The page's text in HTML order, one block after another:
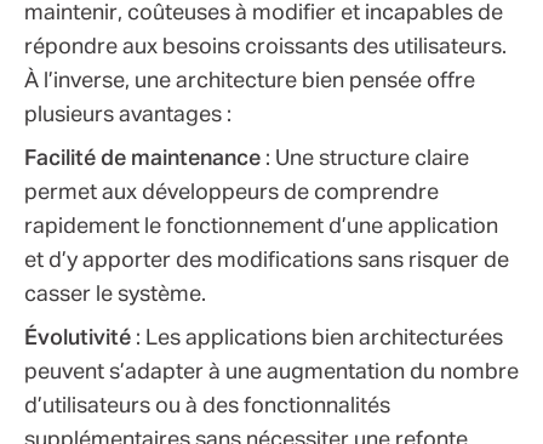
maintenir, coûteuses à modifier et incapables de
répondre aux besoins croissants des utilisateurs.
À l’inverse, une architecture bien pensée offre
plusieurs avantages :
Facilité de maintenance : Une structure claire
permet aux développeurs de comprendre
rapidement le fonctionnement d’une application
et d’y apporter des modifications sans risquer de
casser le système.
Évolutivité : Les applications bien architecturées
peuvent s’adapter à une augmentation du nombre
d’utilisateurs ou à des fonctionnalités